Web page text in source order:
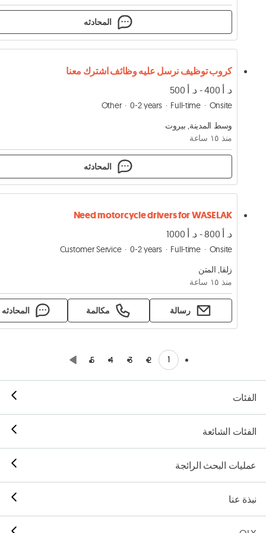
المحادثه
كروب توظيف نرسل عليه وظائف اشترك معنا
د. أ 400 - د. أ 500
Other 0-2 years Full-time
Onsite
وسط المدينة, بيروت
منذ ١٥ ساعة
المحادثه
Need motorcycle drivers for WASELAK
د. أ 800 - د. أ 1000
Customer Service 0-2 years Full-time
Onsite
زلقا, المتن
منذ ١٥ ساعة
رسالة مكالمة المحادثه
1
2
3
4
5
الفئات
الفئات الشائعة
عمليات البحث الرائجة
نبذة عنا